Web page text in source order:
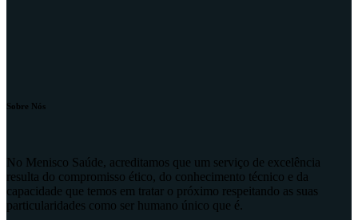
Sobre Nós
No Menisco Saúde, acreditamos que um serviço de excelência
resulta do compromisso ético, do conhecimento técnico e da
capacidade que temos em tratar o próximo respeitando as suas
particularidades como ser humano único que é.